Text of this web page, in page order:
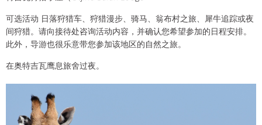
可选活动 日落狩猎车、狩猎漫步、骑马、翁布村之旅、犀牛追踪或夜
间狩猎。请向接待处咨询活动内容，并确认您希望参加的日程安排。
此外，导游也很乐意带您参加该地区的自然之旅。
在奥特吉瓦鹰息旅舍过夜。